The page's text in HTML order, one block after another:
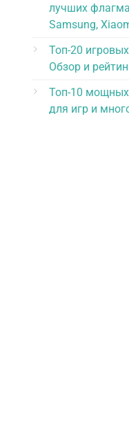
лучших
Samsung,
Топ-20
Обзор и
Топ-10
для игр и